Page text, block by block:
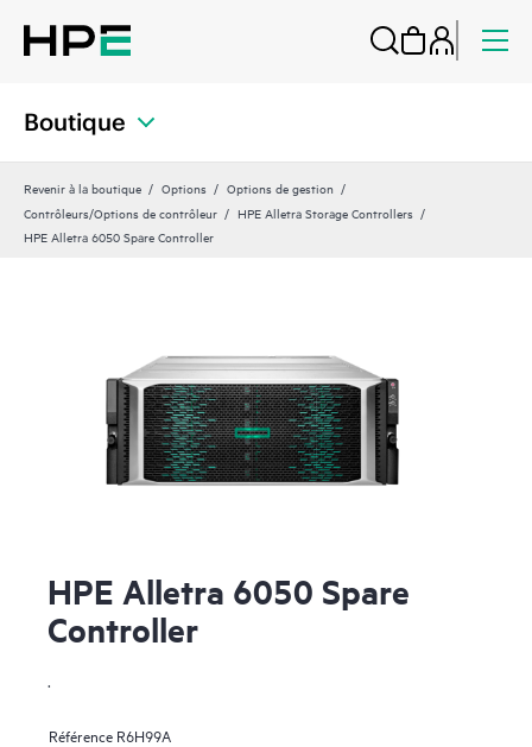
Boutique
Revenir à la boutique Options
Options de gestion
Contrôleurs/Options de contrôleur
HPE Alletra Storage Controllers
HPE Alletra 6050 Spare Controller
HPE Alletra 6050 Spare
Controller
Référence R6H99A